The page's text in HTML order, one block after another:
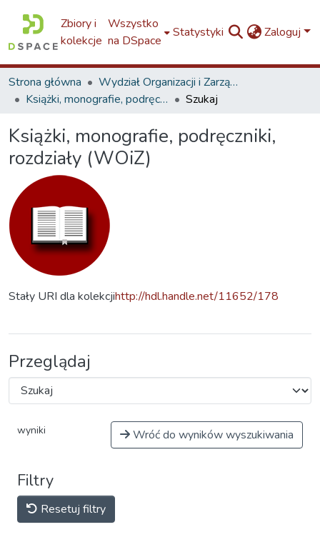
Zbiory i
kolekcje
Wszystko
na DSpace
Statystyki Zaloguj
Strona główna
Wydział Organizacji i Zarządzania / Faculty of Organization and Management / W8
Książki, monografie, podręczniki, rozdziały (WOiZ)
Szukaj
Książki, monografie, podręczniki,
rozdziały (WOiZ)
Stały URI dla kolekcjihttp://hdl.handle.net/11652/178
Przeglądaj
wyniki Wróć do wyników wyszukiwania
Filtry
Resetuj filtry